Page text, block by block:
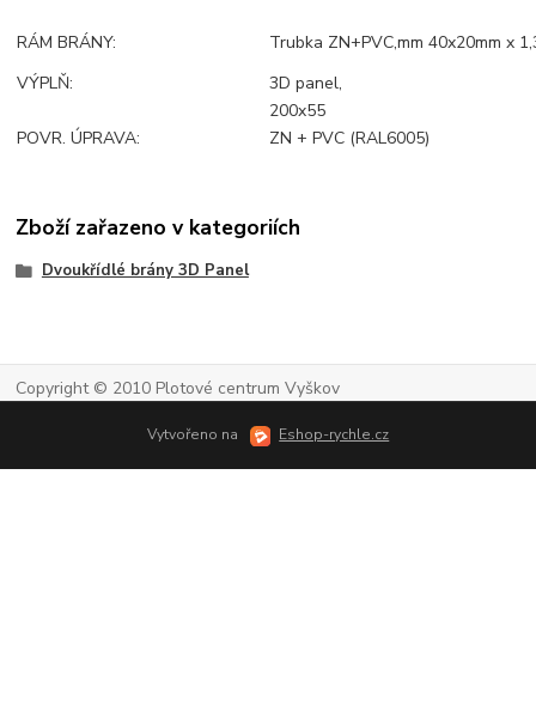
RÁM BRÁNY:
Trubka ZN+PVC,mm 40x20mm x
VÝPLŇ:
3D panel,
200x55
POVR. ÚPRAVA:
ZN + PVC (RAL6005)
Zboží zařazeno v kategoriích
Dvoukřídlé brány 3D Panel
Copyright © 2010 Plotové centrum Vyškov
Vytvořeno na Eshop-rychle.cz